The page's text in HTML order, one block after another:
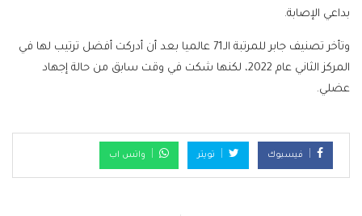
بداعي الإصابة.
وتأخر تصنيف جابر للمرتبة الـ71 عالميا بعد أن أدركت أفضل ترتيب لها في
المركز الثاني عام 2022، لكنها شكت في وقت سابق من حالة إجهاد
عضلي.
فيسبوك تويتر واتس اب